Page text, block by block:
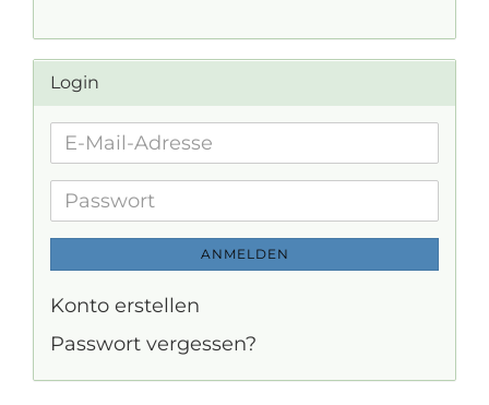
Login
E-
Adresse
Passwort
ANMELDEN
Konto erstellen
Passwort vergessen?